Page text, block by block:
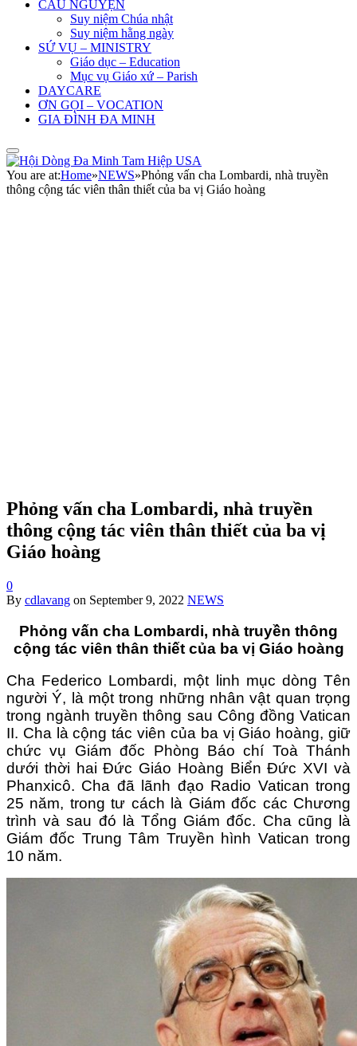
CẦU NGUYỆN
Suy niệm Chúa nhật
Suy niệm hằng ngày
SỨ VỤ – MINISTRY
Giáo dục – Education
Mục vụ Giáo xứ – Parish
DAYCARE
ƠN GỌI – VOCATION
GIA ĐÌNH ĐA MINH
You are at:Home»NEWS»Phỏng vấn cha Lombardi, nhà truyền
thông cộng tác viên thân thiết của ba vị Giáo hoàng
Phỏng vấn cha Lombardi, nhà truyền
thông cộng tác viên thân thiết của ba vị
Giáo hoàng
0
By cdlavang on September 9, 2022 NEWS
Phỏng vấn cha Lombardi, nhà truyền thông
cộng tác viên thân thiết của ba vị Giáo hoàng
Cha Federico Lombardi, một linh mục dòng Tên
người Ý, là một trong những nhân vật quan trọng
trong ngành truyền thông sau Công đồng Vatican
II. Cha là cộng tác viên của ba vị Giáo hoàng, giữ
chức vụ Giám đốc Phòng Báo chí Toà Thánh
dưới thời hai Đức Giáo Hoàng Biển Đức XVI và
Phanxicô. Cha đã lãnh đạo Radio Vatican trong
25 năm, trong tư cách là Giám đốc các Chương
trình và sau đó là Tổng Giám đốc. Cha cũng là
Giám đốc Trung Tâm Truyền hình Vatican trong
10 năm.